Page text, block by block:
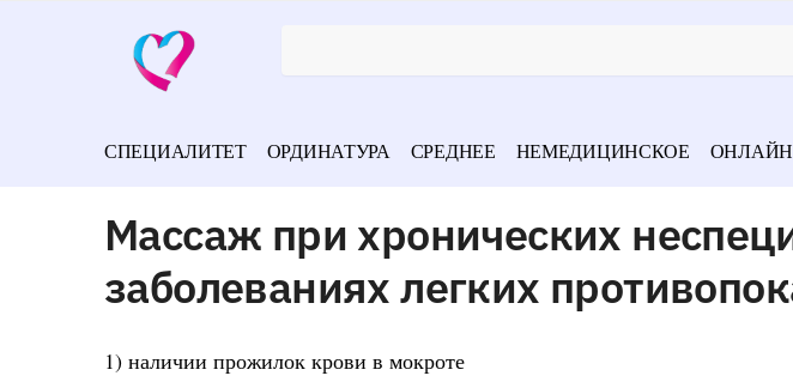
СПЕЦИАЛИТЕТ ОРДИНАТУРА СРЕДНЕЕ НЕМЕДИЦИНСКОЕ
Массаж при хронических
заболеваниях легких
1) наличии прожилок крови в мокроте